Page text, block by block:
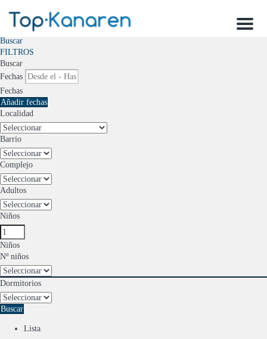
Menu
Buscar
FILTROS
Buscar
Fechas
Fechas
Añadir fechas
Localidad
Barrio
Complejo
Adultos
Niños
Niños
Nº niños
Dormitorios
Buscar
Lista